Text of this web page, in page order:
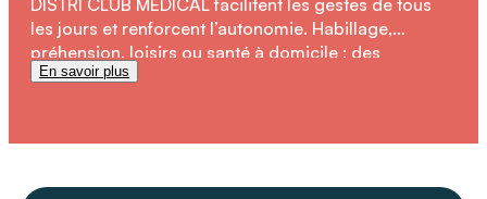
les jours et renforcent l’autonomie. Habillage,
préhension, loisirs ou santé à domicile : des
solutions pratiques et ergonomiques pour améliorer
En savoir plus